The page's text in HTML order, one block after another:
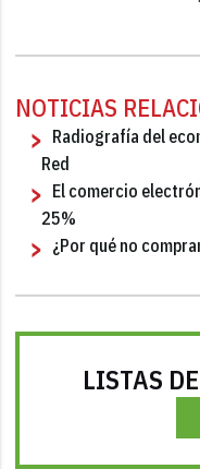
NOTICIAS
Radiografía del
Red
El comercio
25%
¿Por qué no
LISTAS